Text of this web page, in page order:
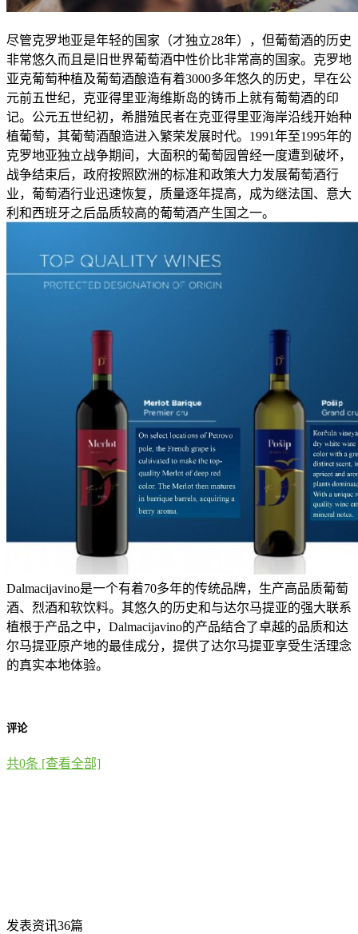
尽管克罗地亚是年轻的国家（才独立28年），但葡萄酒的历史
非常悠久而且是旧世界葡萄酒中性价比非常高的国家。克罗地
亚克葡萄种植及葡萄酒酿造有着3000多年悠久的历史，早在公
元前五世纪，克亚得里亚海维斯岛的铸币上就有葡萄酒的印
记。公元五世纪初，希腊殖民者在克亚得里亚海岸沿线开始种
植葡萄，其葡萄酒酿造进入繁荣发展时代。1991年至1995年的
克罗地亚独立战争期间，大面积的葡萄园曾经一度遭到破坏，
战争结束后，政府按照欧洲的标准和政策大力发展葡萄酒行
业，葡萄酒行业迅速恢复，质量逐年提高，成为继法国、意大
利和西班牙之后品质较高的葡萄酒产生国之一。
Dalmacijavino是一个有着70多年的传统品牌，生产高品质葡萄
酒、烈酒和软饮料。其悠久的历史和与达尔马提亚的强大联系
植根于产品之中，Dalmacijavino的产品结合了卓越的品质和达
尔马提亚原产地的最佳成分，提供了达尔马提亚享受生活理念
的真实本地体验。
评论
共0条 [查看全部]
发表资讯36篇